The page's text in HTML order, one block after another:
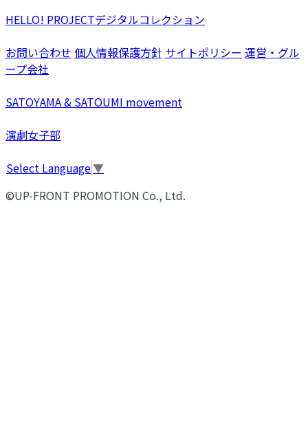
HELLO! PROJECTデジタルコレクション
お問い合わせ 個人情報保護方針 サイトポリシー 運営・グル
ープ会社
SATOYAMA & SATOUMI movement
演劇女子部
Select Language▼
©UP-FRONT PROMOTION Co., Ltd.